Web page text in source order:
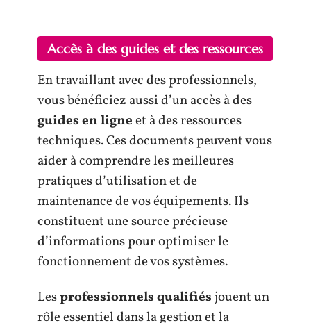
Accès à des guides et des ressources
En travaillant avec des professionnels,
vous bénéficiez aussi d’un accès à des
guides en ligneet à des ressources
techniques. Ces documents peuvent vous
aider à comprendre les meilleures
pratiques d’utilisation et de
maintenance de vos équipements. Ils
constituent une source précieuse
d’informations pour optimiser le
fonctionnement de vos systèmes.
Lesprofessionnels qualifiésjouent un
rôle essentiel dans la gestion et la